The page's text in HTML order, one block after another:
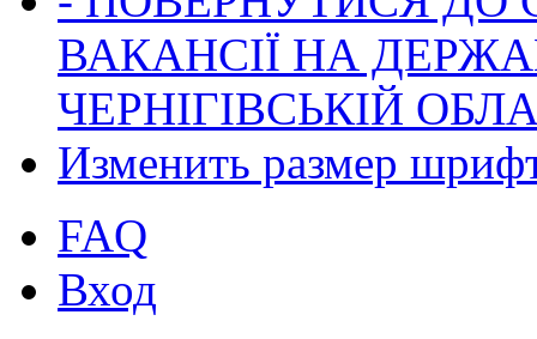
ВАКАНСІЇ НА
ЧЕРНІГІВСЬКІЙ
Изменить размер
FAQ
Вход